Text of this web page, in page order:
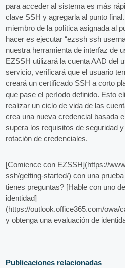
para acceder al sistema es más
clave SSH y agregarla al punto
miembro de la política asignada al
hacer es ejecutar “ezssh ssh
nuestra herramienta de interfaz de
EZSSH utilizará la cuenta AAD del
servicio, verificará que el usuario
creará un certificado SSH a corto
que pase el período definido. Esto
realizar un ciclo de vida de las
crea una nueva credencial basada
supera los requisitos de seguridad
rotación de credenciales.
[Comience con EZSSH](https://
ssh/getting-started/) con una
tienes preguntas? [Hable con uno
identidad]
(https://outlook.office365.com/owa/
y obtenga una evaluación de
Publicaciones relacionadas